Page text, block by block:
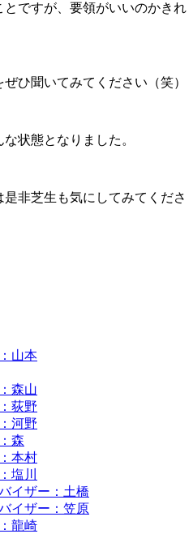
ですが、要領がいいのかきれ
ひ聞いてみてください（笑）
状態となりました。
非芝生も気にしてみてくださ
山本
森山
荻野
河野
森
本村
塩川
イザー：土橋
イザー：笠原
龍崎